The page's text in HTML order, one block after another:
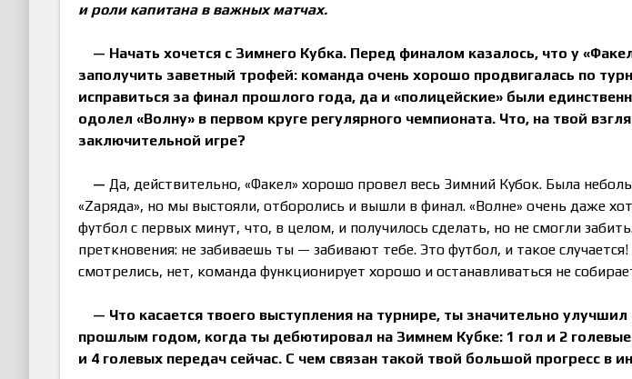
и роли капитана в важных матчах.
— Начать хочется с Зимнего Кубка. Перед финалом казалось, что у «
заполучить заветный трофей: команда очень хорошо продвигалась по
исправиться за финал прошлого года, да и «полицейские» были
одолел «Волну» в первом круге регулярного чемпионата. Что, на твой
заключительной игре?
— Да, действительно, «Факел» хорошо провел весь Зимний Кубок. Была
«Zаряда», но мы выстояли, отборолись и вышли в финал. «Волне» очень даже
футбол с первых минут, что, в целом, и получилось сделать, но не смогли
преткновения: не забиваешь ты — забивают тебе. Это футбол, и такое
смотрелись, нет, команда функционирует хорошо и останавливаться не
— Что касается твоего выступления на турнире, ты значительно
прошлым годом, когда ты дебютировал на Зимнем Кубке: 1 гол и 2
и 4 голевых передач сейчас. С чем связан такой твой большой прогресс в